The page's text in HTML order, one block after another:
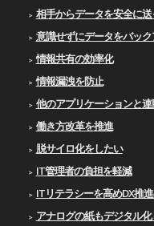
相手からデータを安全に
意識せずにデータをバッ
情報共有の効率化
情報漏洩を防止
他のアプリケーションと
働き方改革を推進
脱サイロ化をしたい
IT管理者の負担を軽減
ITリテラシーを高めDX推
アナログの紙もデジタル